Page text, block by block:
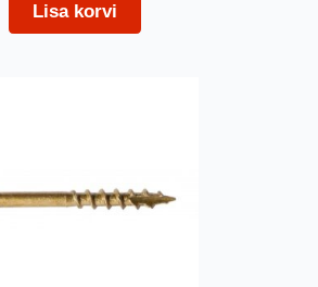
Lisa korvi